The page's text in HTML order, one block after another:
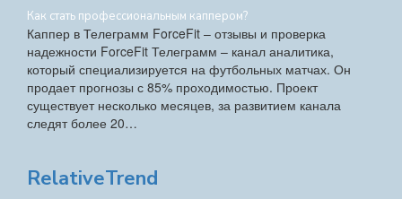
Как стать профессиональным каппером?
Каппер в Телеграмм ForceFit – отзывы и проверка
надежности ForceFit Телеграмм – канал аналитика,
который специализируется на футбольных матчах. Он
продает прогнозы с 85% проходимостью. Проект
существует несколько месяцев, за развитием канала
следят более 20…
RelativeTrend